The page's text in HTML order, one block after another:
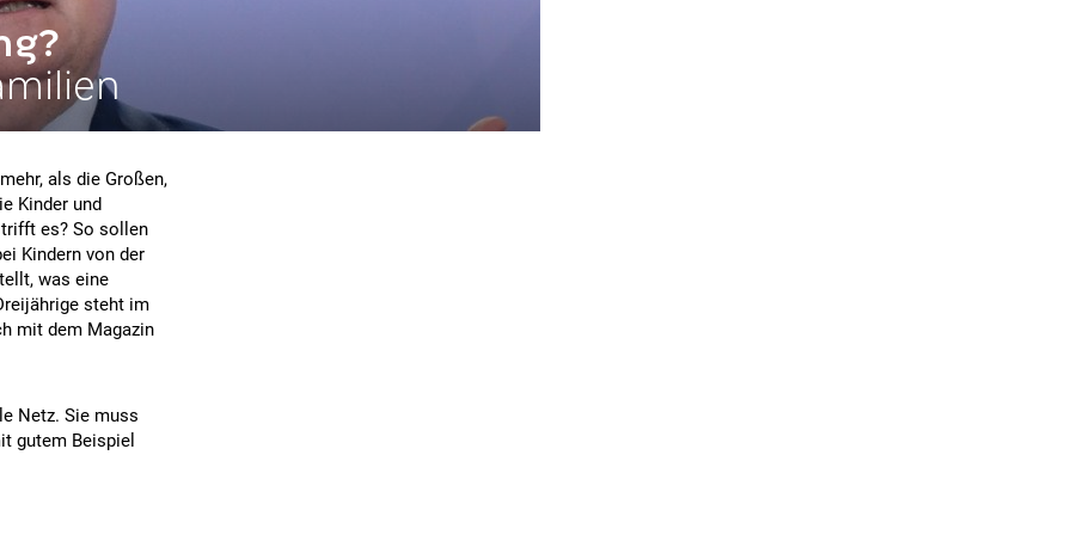
als die Großen,
Kinder und
es? So sollen
Kindern von der
was eine
steht im
mit dem Magazin
Netz. Sie muss
gutem Beispiel